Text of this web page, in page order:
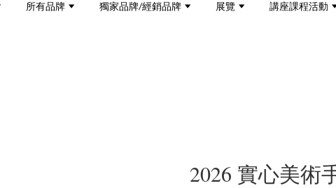
所有品牌 獨家品牌/經銷品牌 展覽 講座課程活動
2026 實心美術